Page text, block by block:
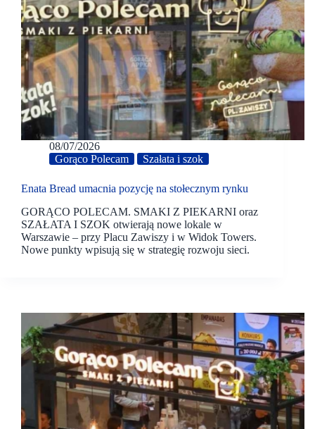
08/07/2026
Gorąco Polecam
Szałata i szok
Enata Bread umacnia pozycję na stołecznym rynku
GORĄCO POLECAM. SMAKI Z PIEKARNI oraz
SZAŁATA I SZOK otwierają nowe lokale w
Warszawie – przy Placu Zawiszy i w Widok Towers.
Nowe punkty wpisują się w strategię rozwoju sieci.